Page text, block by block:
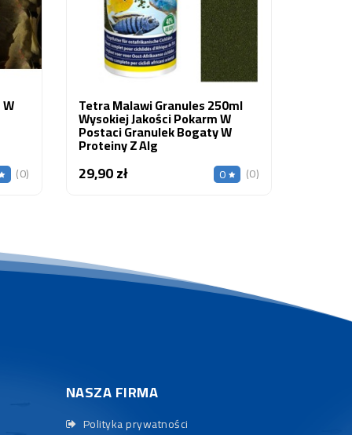
(0)
Tetra Malawi Granules 250ml
Wysokiej Jakości Pokarm W
Postaci Granulek Bogaty W
Proteiny Z Alg
29,90 złCena 0 (0)
NASZA FIRMA
Polityka prywatności